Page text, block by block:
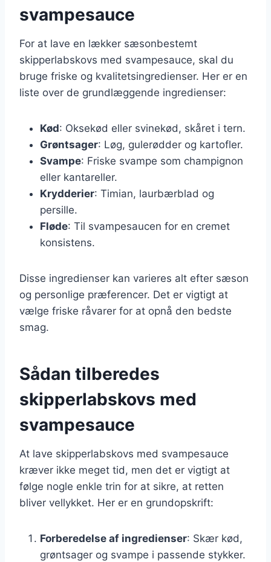
svampesauce
For at lave en lækker sæsonbestemt
skipperlabskovs med svampesauce, skal du
bruge friske og kvalitetsingredienser. Her er en
liste over de grundlæggende ingredienser:
Kød: Oksekød eller svinekød, skåret i tern.
Grøntsager: Løg, gulerødder og kartofler.
Svampe: Friske svampe som champignon
eller kantareller.
Krydderier: Timian, laurbærblad og
persille.
Fløde: Til svampesaucen for en cremet
konsistens.
Disse ingredienser kan varieres alt efter sæson
og personlige præferencer. Det er vigtigt at
vælge friske råvarer for at opnå den bedste
smag.
Sådan tilberedes
skipperlabskovs med
svampesauce
At lave skipperlabskovs med svampesauce
kræver ikke meget tid, men det er vigtigt at
følge nogle enkle trin for at sikre, at retten
bliver vellykket. Her er en grundopskrift:
Forberedelse af ingredienser: Skær kød,
grøntsager og svampe i passende stykker.